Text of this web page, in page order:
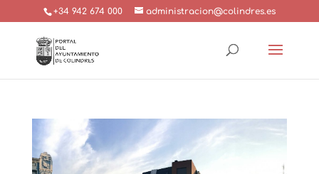
+34 942 674 000 administracion@colindres.es